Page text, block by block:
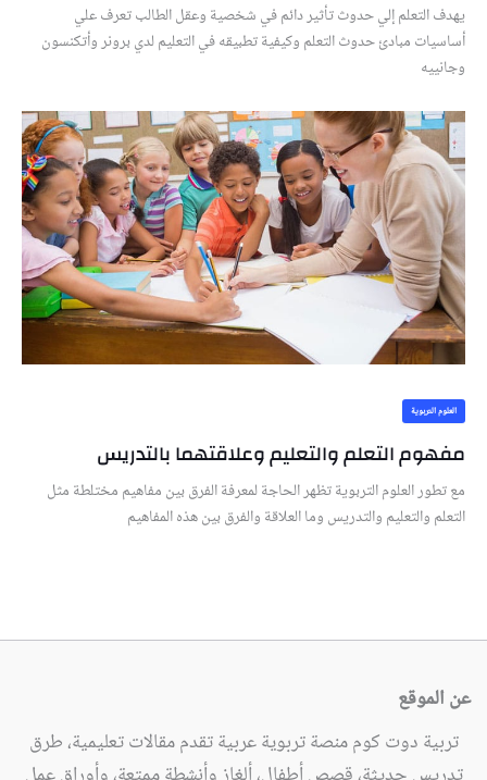
يهدف التعلم إلي حدوث تأثير دائم في شخصية وعقل الطالب تعرف علي
أساسيات مبادئ حدوث التعلم وكيفية تطبيقه في التعليم لدي برونر وأتكنسون
وجانييه
العلوم التربوية
مفهوم التعلم والتعليم وعلاقتهما بالتدريس
مع تطور العلوم التربوية تظهر الحاجة لمعرفة الفرق بين مفاهيم مختلطة مثل
التعلم والتعليم والتدريس وما العلاقة والفرق بين هذه المفاهيم
عن الموقع
تربية دوت كوم منصة تربوية عربية تقدم مقالات تعليمية، طرق